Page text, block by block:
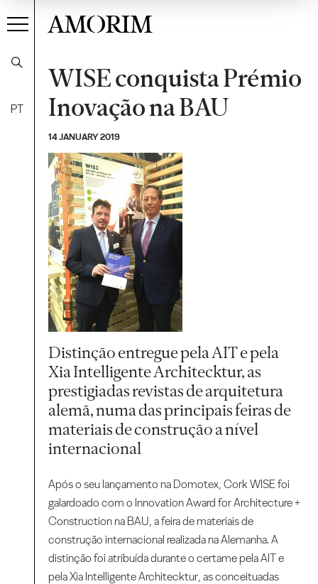
PT
AMORIM
WISE conquista Prémio
Inovação na BAU
14 JANUARY 2019
Distinção entregue pela AIT e pela
Xia Intelligente Architecktur, as
prestigiadas revistas de arquitetura
alemã, numa das principais feiras de
materiais de construção a nível
internacional
Após o seu lançamento na Domotex, Cork WISE foi
galardoado com o Innovation Award for Architecture +
Construction na BAU, a feira de materiais de
construção internacional realizada na Alemanha. A
distinção foi atribuída durante o certame pela AIT e
pela Xia Intelligente Architecktur, as conceituadas